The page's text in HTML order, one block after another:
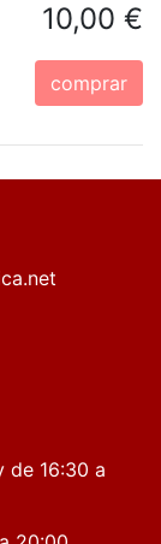
10,00 €
comprar
de 16:30 a